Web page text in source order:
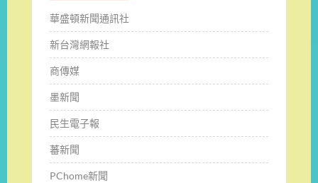
華盛頓新聞通訊社
新台灣網報社
商傳媒
墨新聞
民生電子報
蕃新聞
PChome新聞